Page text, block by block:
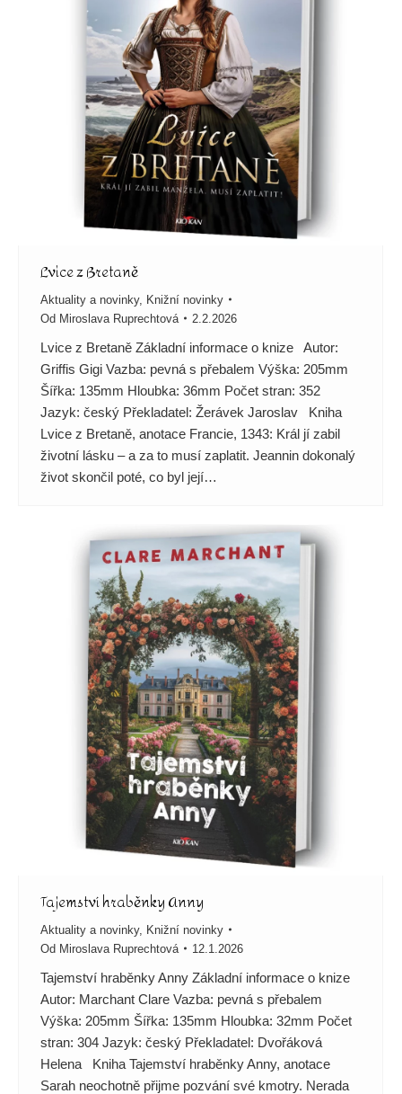
Lvice z Bretaně
Aktuality a novinky, Knižní novinky
Od Miroslava Ruprechtová 2.2.2026
Lvice z Bretaně Základní informace o knize Autor:
Griffis Gigi Vazba: pevná s přebalem Výška: 205mm
Šířka: 135mm Hloubka: 36mm Počet stran: 352
Jazyk: český Překladatel: Žerávek Jaroslav Kniha
Lvice z Bretaně, anotace Francie, 1343: Král jí zabil
životní lásku – a za to musí zaplatit. Jeannin dokonalý
život skončil poté, co byl její…
Tajemství hraběnky Anny
Aktuality a novinky, Knižní novinky
Od Miroslava Ruprechtová 12.1.2026
Tajemství hraběnky Anny Základní informace o knize
Autor: Marchant Clare Vazba: pevná s přebalem
Výška: 205mm Šířka: 135mm Hloubka: 32mm Počet
stran: 304 Jazyk: český Překladatel: Dvořáková
Helena Kniha Tajemství hraběnky Anny, anotace
Sarah neochotně přijme pozvání své kmotry. Nerada